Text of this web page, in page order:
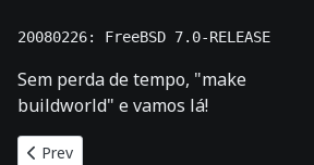
Sem perda de tempo, "make
buildworld" e vamos lá!
Previous article: Reboot por aquecimento
Prev